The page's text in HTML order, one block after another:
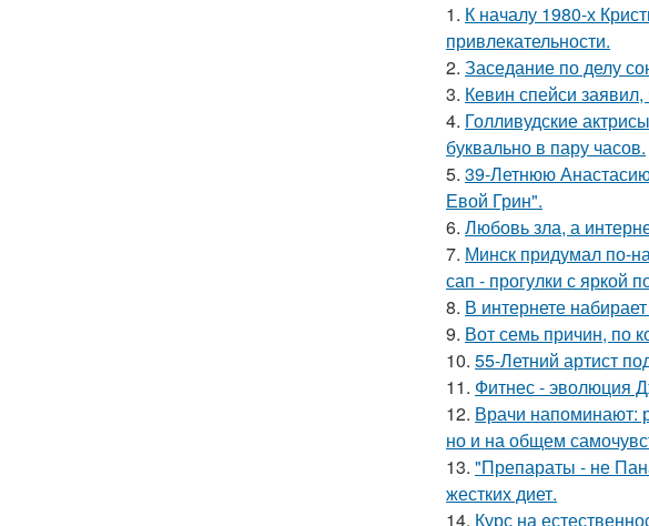
1. К началу 1980-х
привлекательности.
2. Заседание по делу
3. Кевин спейси
4. Голливудские
буквально в пару часов.
5. 39-Летнюю
Евой Грин".
6. Любовь зла, а
7. Минск придумал по-
сап - прогулки с яркой
8. В интернете
9. Вот семь причин, по
10. 55-Летний артист
11. Фитнес - эволюция
12. Врачи напоминают:
но и на общем
13. "Препараты - не
жестких диет.
14. Курс на